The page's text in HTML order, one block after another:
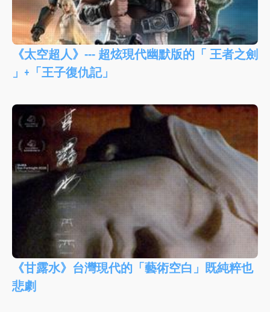
《太空超人》--- 超炫現代幽默版的「 王者之劍
」+「王子復仇記」
《甘露水》台灣現代的「藝術空白」既純粹也
悲劇